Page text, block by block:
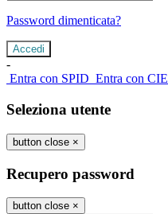
Password dimenticata?
-
Entra con SPID Entra con CIE
Seleziona utente
button close ×
Recupero password
button close ×